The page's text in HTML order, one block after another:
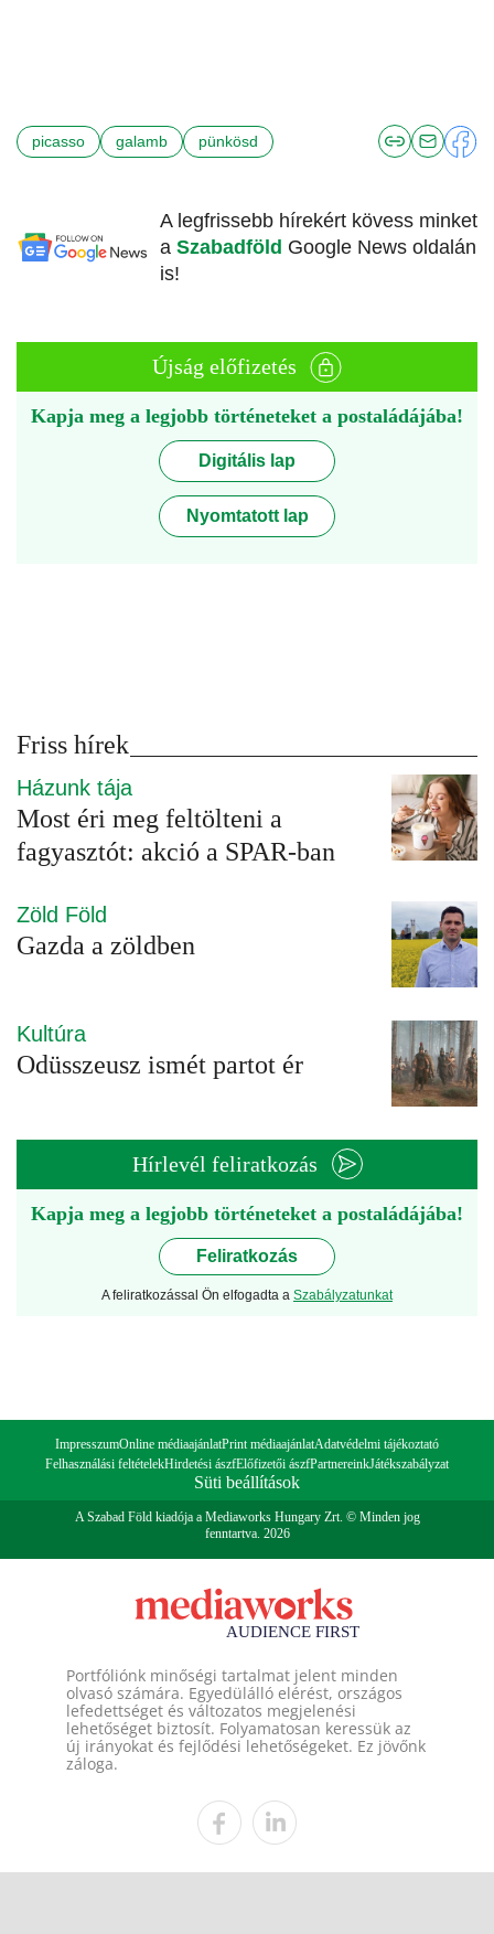
picasso galamb pünkösd
A legfrissebb hírekért kövess minket
a Szabadföld Google News oldalán
is!
Újság előfizetés
Kapja meg a legjobb történeteket a postaládájába!
Digitális lap
Nyomtatott lap
Friss hírek
Házunk tája
Most éri meg feltölteni a
fagyasztót: akció a SPAR-ban
Zöld Föld
Gazda a zöldben
Kultúra
Odüsszeusz ismét partot ér
Hírlevél feliratkozás
Kapja meg a legjobb történeteket a postaládájába!
Feliratkozás
A feliratkozással Ön elfogadta a Szabályzatunkat
ImpresszumOnline médiaajánlatPrint médiaajánlatAdatvédelmi tájékoztató
Felhasználási feltételekHirdetési ászfElőfizetői ászfPartnereinkJátékszabályzat
Süti beállítások
A Szabad Föld kiadója a Mediaworks Hungary Zrt. © Minden jog
fenntartva. 2026
Portfóliónk minőségi tartalmat jelent minden
olvasó számára. Egyedülálló elérést, országos
lefedettséget és változatos megjelenési
lehetőséget biztosít. Folyamatosan keressük az
új irányokat és fejlődési lehetőségeket. Ez jövőnk
záloga.